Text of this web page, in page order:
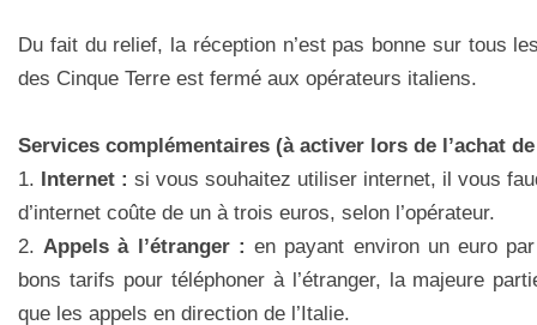
Du fait du relief, la réception n’est pas bonne sur tous
des Cinque Terre est fermé aux opérateurs italiens.
Services complémentaires (à activer lors de l’achat
1. Internet : si vous souhaitez utiliser internet, il vous
d’internet coûte de un à trois euros, selon l’opérateur.
2.Appels à l’étranger : en payant environ un euro
bons tarifs pour téléphoner à l’étranger, la majeure
que les appels en direction de l’Italie.